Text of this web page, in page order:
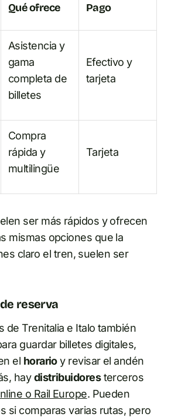
Qué ofrece Pago
Asistencia y
gama
completa de
billetes
Efectivo y
tarjeta
Compra
rápida y
multilingüe
Tarjeta
ser más rápidos y ofrecen
mismas opciones que la
claro el tren, suelen ser
reserva
de Trenitalia e Italo también
guardar billetes digitales,
el horarioy revisar el andén
haydistribuidoresterceros
o Rail Europe. Pueden
si comparas varias rutas, pero